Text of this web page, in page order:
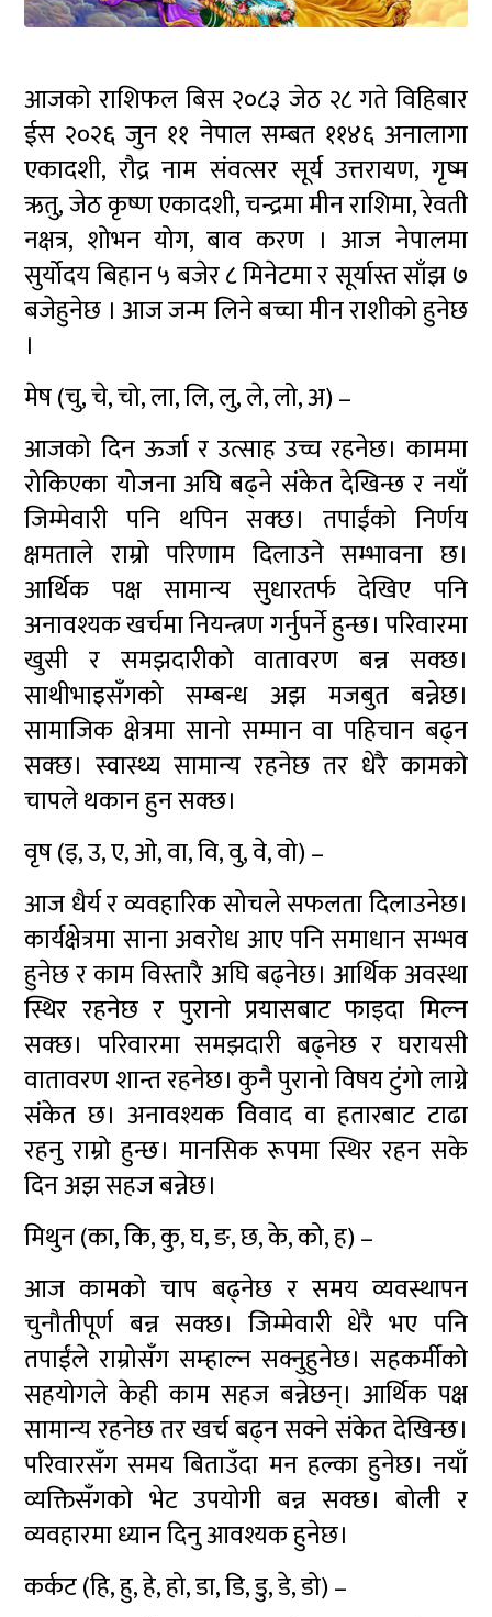
आजको राशिफल बिस २०८३ जेठ २८ गते विहिबार
ईस २०२६ जुन ११ नेपाल सम्बत ११४६ अनालागा
एकादशी, रौद्र नाम संवत्सर सूर्य उत्तरायण, गृष्म
ऋतु, जेठ कृष्ण एकादशी, चन्द्रमा मीन राशिमा, रेवती
नक्षत्र, शोभन योग, बाव करण । आज नेपालमा
सुर्योदय बिहान ५ बजेर ८ मिनेटमा र सूर्यास्त साँझ ७
बजेहुनेछ । आज जन्म लिने बच्चा मीन राशीको हुनेछ
।
मेष (चु, चे, चो, ला, लि, लु, ले, लो, अ) –
आजको दिन ऊर्जा र उत्साह उच्च रहनेछ। काममा
रोकिएका योजना अघि बढ्ने संकेत देखिन्छ र नयाँ
जिम्मेवारी पनि थपिन सक्छ। तपाईंको निर्णय
क्षमताले राम्रो परिणाम दिलाउने सम्भावना छ।
आर्थिक पक्ष सामान्य सुधारतर्फ देखिए पनि
अनावश्यक खर्चमा नियन्त्रण गर्नुपर्ने हुन्छ। परिवारमा
खुसी र समझदारीको वातावरण बन्न सक्छ।
साथीभाइसँगको सम्बन्ध अझ मजबुत बन्नेछ।
सामाजिक क्षेत्रमा सानो सम्मान वा पहिचान बढ्न
सक्छ। स्वास्थ्य सामान्य रहनेछ तर धेरै कामको
चापले थकान हुन सक्छ।
वृष (इ, उ, ए, ओ, वा, वि, वु, वे, वो) –
आज धैर्य र व्यवहारिक सोचले सफलता दिलाउनेछ।
कार्यक्षेत्रमा साना अवरोध आए पनि समाधान सम्भव
हुनेछ र काम विस्तारै अघि बढ्नेछ। आर्थिक अवस्था
स्थिर रहनेछ र पुरानो प्रयासबाट फाइदा मिल्न
सक्छ। परिवारमा समझदारी बढ्नेछ र घरायसी
वातावरण शान्त रहनेछ। कुनै पुरानो विषय टुंगो लाग्ने
संकेत छ। अनावश्यक विवाद वा हतारबाट टाढा
रहनु राम्रो हुन्छ। मानसिक रूपमा स्थिर रहन सके
दिन अझ सहज बन्नेछ।
मिथुन (का, कि, कु, घ, ङ, छ, के, को, ह) –
आज कामको चाप बढ्नेछ र समय व्यवस्थापन
चुनौतीपूर्ण बन्न सक्छ। जिम्मेवारी धेरै भए पनि
तपाईंले राम्रोसँग सम्हाल्न सक्नुहुनेछ। सहकर्मीको
सहयोगले केही काम सहज बन्नेछन्। आर्थिक पक्ष
सामान्य रहनेछ तर खर्च बढ्न सक्ने संकेत देखिन्छ।
परिवारसँग समय बिताउँदा मन हल्का हुनेछ। नयाँ
व्यक्तिसँगको भेट उपयोगी बन्न सक्छ। बोली र
व्यवहारमा ध्यान दिनु आवश्यक हुनेछ।
कर्कट (हि, हु, हे, हो, डा, डि, डु, डे, डो) –